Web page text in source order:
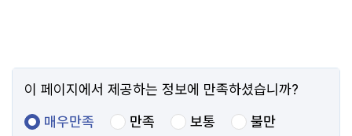
이 페이지에서 제공하는 정보에 만족하셨습니까?
매우만족
만족 보통
불만